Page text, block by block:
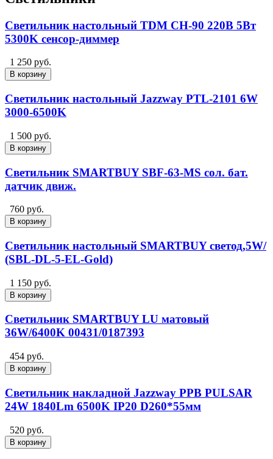
Светильник настольный TDM CH-90 220B 5Вт
5300K сенсор-диммер
1 250 руб.
В корзину
Светильник настольный Jazzway РTL-2101 6W
3000-6500K
1 500 руб.
В корзину
Светильник SMARTBUY SBF-63-MS сол. бат.
датчик движ.
760 руб.
В корзину
Светильник настольный SMARTBUY светод,5W/
(SBL-DL-5-EL-Gold)
1 150 руб.
В корзину
Светильник SMARTBUY LU матовый
36W/6400K 00431/0187393
454 руб.
В корзину
Светильник накладной Jazzway PPB PULSAR
24W 1840Lm 6500K IP20 D260*55мм
520 руб.
В корзину